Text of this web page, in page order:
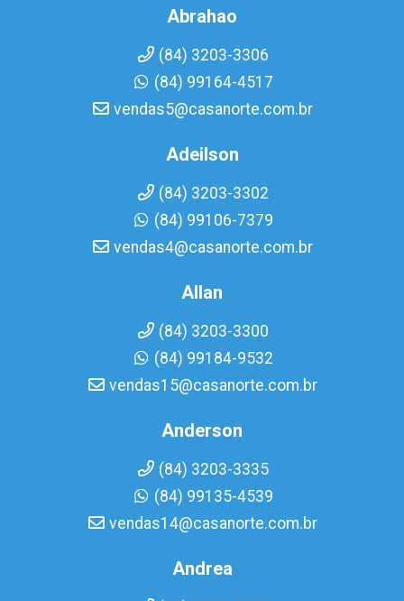
Abrahao
(84) 3203-3306
(84) 99164-4517
vendas5@casanorte.com.br
Adeilson
(84) 3203-3302
(84) 99106-7379
vendas4@casanorte.com.br
Allan
(84) 3203-3300
(84) 99184-9532
vendas15@casanorte.com.br
Anderson
(84) 3203-3335
(84) 99135-4539
vendas14@casanorte.com.br
Andrea